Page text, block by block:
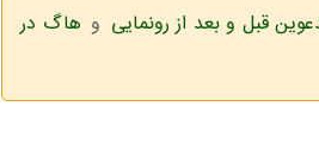
قبل و بعد از رونمایی و هاگ در